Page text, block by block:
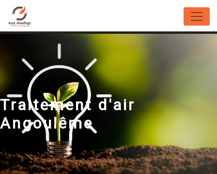
Panneau de gestion des cookies
Traitement d'air
Angoulême